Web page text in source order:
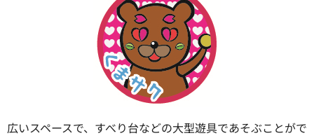
広いスペースで、すべり台などの大型遊具であそぶことがで